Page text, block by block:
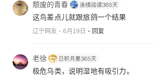
颓废的青春
这鸟差点儿就跟旅鸽一个结果
辽宁网友 6月19日 回复
老徐
极危乌类，说明湿地有吸引力。